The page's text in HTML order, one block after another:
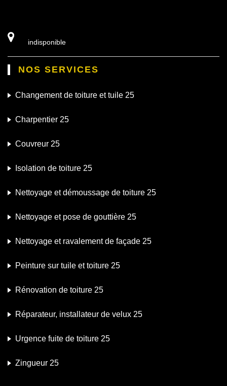
indisponible
NOS SERVICES
Changement de toiture et tuile 25
Charpentier 25
Couvreur 25
Isolation de toiture 25
Nettoyage et démoussage de toiture 25
Nettoyage et pose de gouttière 25
Nettoyage et ravalement de façade 25
Peinture sur tuile et toiture 25
Rénovation de toiture 25
Réparateur, installateur de velux 25
Urgence fuite de toiture 25
Zingueur 25